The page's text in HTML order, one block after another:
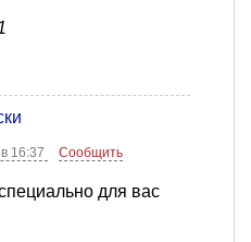
16:37
Сообщить
для вас